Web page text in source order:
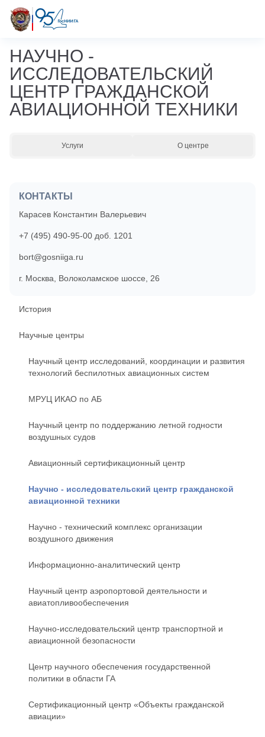
НАУЧНО -
ИССЛЕДОВАТЕЛЬСКИЙ
ЦЕНТР ГРАЖДАНСКОЙ
АВИАЦИОННОЙ ТЕХНИКИ
Услуги О центре
КОНТАКТЫ
Карасев Константин Валерьевич
+7 (495) 490-95-00 доб. 1201
bort@gosniiga.ru
г. Москва, Волоколамское шоссе, 26
История
Научные центры
Научный центр исследований, координации и развития
технологий беспилотных авиационных систем
МРУЦ ИКАО по АБ
Научный центр по поддержанию летной годности
воздушных судов
Авиационный сертификационный центр
Научно - исследовательский центр гражданской
авиационной техники
Научно - технический комплекс организации
воздушного движения
Информационно-аналитический центр
Научный центр аэропортовой деятельности и
авиатопливообеспечения
Научно-исследовательский центр транспортной и
авиационной безопасности
Центр научного обеспечения государственной
политики в области ГА
Сертификационный центр «Объекты гражданской
авиации»